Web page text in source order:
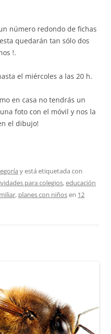
número redondo de fichas
quedarán tan sólo dos
!.
el miércoles a las 20 h.
en casa no tendrás un
foto con el móvil y nos la
el dibujo!
y está etiquetada con
para colegios,educación
, planes con niñosen 12